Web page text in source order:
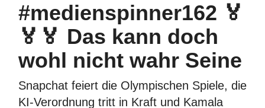
#medienspinner162 🏅
🏅🏅 Das kann doch
wohl nicht wahr Seine
Snapchat feiert die Olympischen Spiele, die
KI-Verordnung tritt in Kraft und Kamala